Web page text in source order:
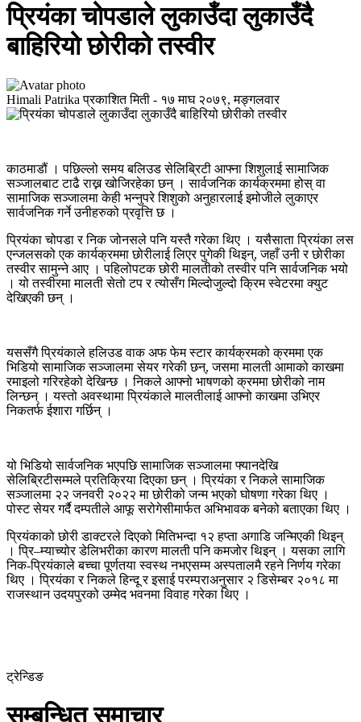
प्रियंका चोपडाले लुकाउँदा लुकाउँदै
बाहिरियो छोरीको तस्वीर
Himali Patrika प्रकाशित मिती - १७ माघ २०७९, मङ्गलवार
काठमाडौं । पछिल्लो समय बलिउड सेलिब्रिटी आफ्ना शिशुलाई सामाजिक
सञ्जालबाट टाढै राख्न खोजिरहेका छन् । सार्वजनिक कार्यक्रममा होस् वा
सामाजिक सञ्जालमा केही भन्नुपरे शिशुको अनुहारलाई इमोजीले लुकाएर
सार्वजनिक गर्ने उनीहरुको प्रवृत्ति छ ।
प्रियंका चोपडा र निक जोनसले पनि यस्तै गरेका थिए । यसैसाता प्रियंका लस
एन्जलसको एक कार्यक्रममा छोरीलाई लिएर पुगेकी थिइन्, जहाँ उनी र छोरीका
तस्वीर सामुन्ने आए । पहिलोपटक छोरी मालतीको तस्वीर पनि सार्वजनिक भयो
। यो तस्वीरमा मालती सेतो टप र त्योसँग मिल्दोजुल्दो क्रिम स्वेटरमा क्युट
देखिएकी छन् ।
यससँगै प्रियंकाले हलिउड वाक अफ फेम स्टार कार्यक्रमको क्रममा एक
भिडियो सामाजिक सञ्जालमा सेयर गरेकी छन्, जसमा मालती आमाको काखमा
रमाइलो गरिरहेको देखिन्छ । निकले आफ्नो भाषणको क्रममा छोरीको नाम
लिन्छन् । यस्तो अवस्थामा प्रियंकाले मालतीलाई आफ्नो काखमा उभिएर
निकतर्फ ईशारा गर्छिन् ।
यो भिडियो सार्वजनिक भएपछि सामाजिक सञ्जालमा फ्यानदेखि
सेलिब्रिटीसम्मले प्रतिक्रिया दिएका छन् । प्रियंका र निकले सामाजिक
सञ्जालमा २२ जनवरी २०२२ मा छोरीको जन्म भएको घोषणा गरेका थिए ।
पोस्ट सेयर गर्दै दम्पतीले आफू सरोगेसीमार्फत अभिभावक बनेको बताएका थिए ।
प्रियंकाको छोरी डाक्टरले दिएको मितिभन्दा १२ हप्ता अगाडि जन्मिएकी थिइन्
। प्रि–म्याच्योर डेलिभरीका कारण मालती पनि कमजोर थिइन् । यसका लागि
निक-प्रियंकाले बच्चा पूर्णतया स्वस्थ नभएसम्म अस्पतालमै रहने निर्णय गरेका
थिए । प्रियंका र निकले हिन्दू र इसाई परम्पराअनुसार २ डिसेम्बर २०१८ मा
राजस्थान उदयपुरको उम्मेद भवनमा विवाह गरेका थिए ।
ट्रेन्डिङ
सम्बन्धित समाचार